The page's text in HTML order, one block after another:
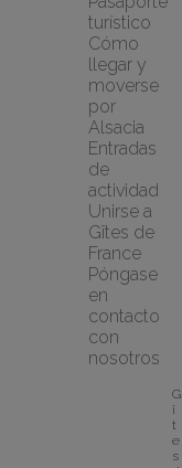
turístico
Cómo
llegar y
moverse
por
Alsacia
Entradas
de
actividad
Unirse a
Gîtes de
France
Póngase
en
contacto
con
nosotros
G
î
t
e
s